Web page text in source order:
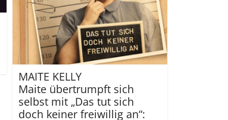
MAITE KELLY
Maite übertrumpft sich
selbst mit „Das tut sich
doch keiner freiwillig an“: